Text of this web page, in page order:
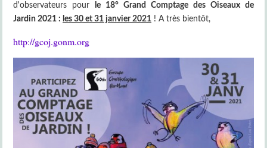
d'observateurs pour
le 18° Grand Comptage des Oiseaux de
Jardin 2021 : les 30 et 31 janvier 2021 ! A très bientôt,
http://gcoj.gonm.org